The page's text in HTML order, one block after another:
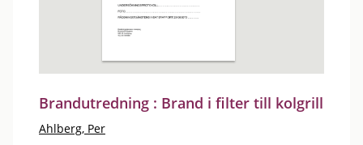
Brandutredning : Brand i filter till kolgrill
Ahlberg, Per